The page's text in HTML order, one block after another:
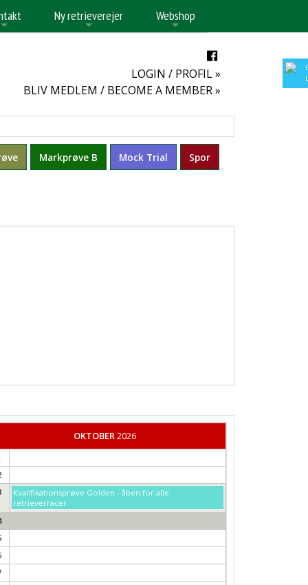
Ny retrieverejer Webshop
LOGIN / PROFIL »
BLIV MEDLEM / BECOME A MEMBER »
Markprøve B Mock Trial Spor
OKTOBER 2026
Kvalifikationsprøve Golden - åben for alle
retrieverracer